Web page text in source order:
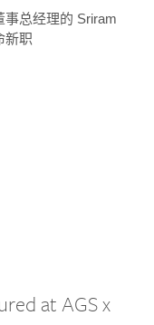
事总经理的 Sriram
新职
at AGS x